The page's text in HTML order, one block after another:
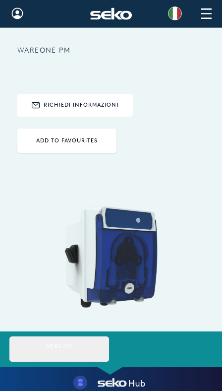
India
Italy
Mexico
Netherlands
WAREONE PM
RICHIEDI INFORMAZIONI
ADD TO FAVOURITES